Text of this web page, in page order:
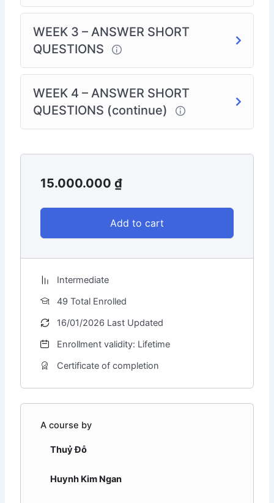
WEEK 3 – ANSWER SHORT
QUESTIONS
WEEK 4 – ANSWER SHORT
QUESTIONS (continue)
15.000.000₫
Add to cart
Intermediate
49 Total Enrolled
16/01/2026 Last Updated
Enrollment validity: Lifetime
Certificate of completion
A course by
Thuỷ Đỗ
Huynh Kim Ngan